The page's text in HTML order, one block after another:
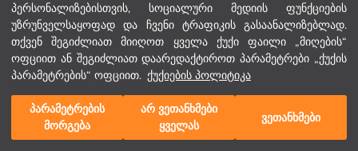
პერსონალიზებისთვის, სოციალური მედიის ფუნქციების
უზრუნველსაყოფად და ჩვენი ტრაფიკის გასაანალიზებლად.
თქვენ შეგიძლიათ მიიღოთ ყველა ქუქი ფაილი „მიღების“
ოფციით ან შეგიძლიათ დაარედაქტიროთ პარამეტრები „ქუქის
პარამეტრების“ ოფციით. ქუქიების პოლიტიკა
პარამეტრების
მორგება
არ ვეთანხმები
ყველას
ვეთანხმები
კატეგორიები
ჩემი კალათა
39,00 GEL
49,00 GEL
331